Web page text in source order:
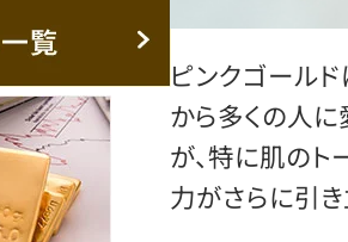
ピンクゴール
から多くの人
が、特に肌の
力がさらに引き